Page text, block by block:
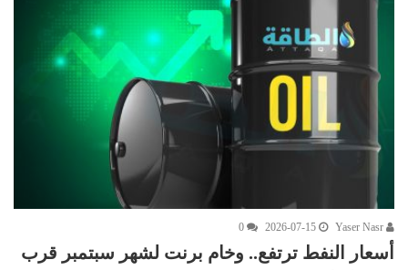
2026-07-15
0
أسعار النفط ترتفع.. وخام برنت لشهر سبتمبر قرب